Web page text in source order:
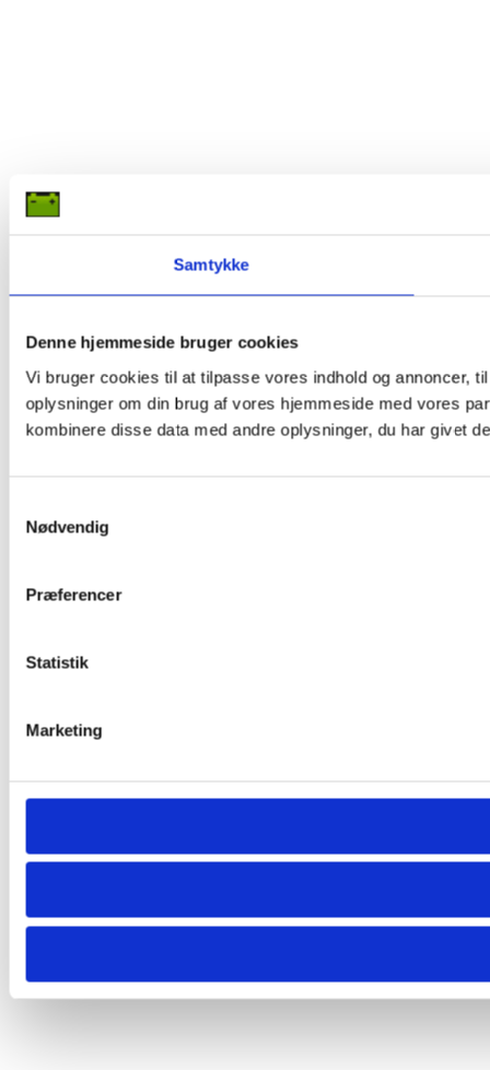
Samtykke
Denne hjemmeside bruger cookies
Vi bruger cookies til at tilpasse vores indhold og annoncer,
oplysninger om din brug af vores hjemmeside med vores
kombinere disse data med andre oplysninger, du har givet
Nødvendig
Præferencer
Statistik
Marketing